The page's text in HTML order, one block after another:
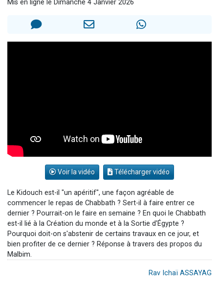
Mis en ligne le Dimanche 4 Janvier 2026
Voir la vidéo Télécharger vidéo
Le Kidouch est-il "un apéritif", une façon agréable de
commencer le repas de Chabbath ? Sert-il à faire entrer ce
dernier ? Pourrait-on le faire en semaine ? En quoi le Chabbath
est-il lié à la Création du monde et à la Sortie d'Égypte ?
Pourquoi doit-on s'abstenir de certains travaux en ce jour, et
bien profiter de ce dernier ? Réponse à travers des propos du
Malbim.
Rav Ichaï ASSAYAG